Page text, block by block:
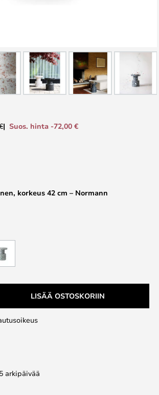
korkeus 42 cm – Normann
Suos. hinta -72,00 €
LISÄÄ OSTOSKORIIN
arkipäivää